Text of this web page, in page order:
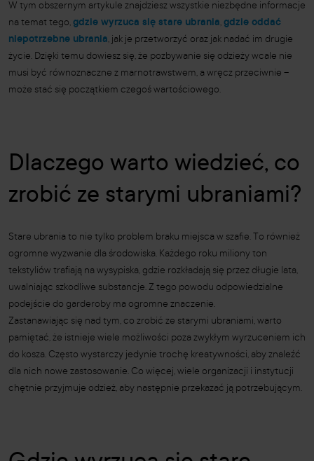
W tym obszernym artykule znajdziesz wszystkie niezbędne informacje
na temat tego,gdzie wyrzuca się stare ubrania,gdzie oddać
niepotrzebne ubrania, jak je przetworzyć oraz jak nadać im drugie
życie. Dzięki temu dowiesz się, że pozbywanie się odzieży wcale nie
musi być równoznaczne z marnotrawstwem, a wręcz przeciwnie –
może stać się początkiem czegoś wartościowego.
Dlaczego warto wiedzieć, co
zrobić ze starymi ubraniami?
Stare ubrania to nie tylko problem braku miejsca w szafie. To również
ogromne wyzwanie dla środowiska. Każdego roku miliony ton
tekstyliów trafiają na wysypiska, gdzie rozkładają się przez długie lata,
uwalniając szkodliwe substancje. Z tego powodu odpowiedzialne
podejście do garderoby ma ogromne znaczenie.
Zastanawiając się nad tym, co zrobić ze starymi ubraniami, warto
pamiętać, że istnieje wiele możliwości poza zwykłym wyrzuceniem ich
do kosza. Często wystarczy jedynie trochę kreatywności, aby znaleźć
dla nich nowe zastosowanie. Co więcej, wiele organizacji i instytucji
chętnie przyjmuje odzież, aby następnie przekazać ją potrzebującym.